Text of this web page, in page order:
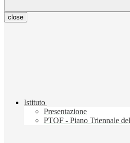
close
Istituto
Presentazione
PTOF - Piano Triennale